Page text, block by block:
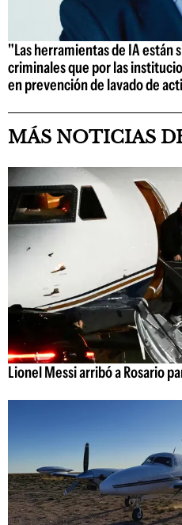
"Las herramientas de IA están
criminales que por las
en prevención de lavado de
MÁS NOTICIAS
Lionel Messi arribó a Rosario